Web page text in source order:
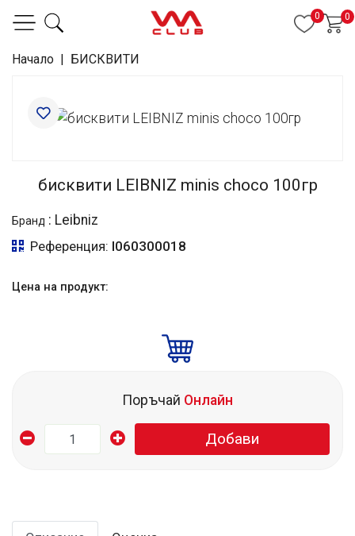
0 0
Начало | БИСКВИТИ
бисквити LEIBNIZ minis choco 100гр
Бранд : Leibniz
Референция: I060300018
Цена на продукт:
Поръчай Онлайн
Добави